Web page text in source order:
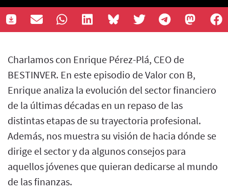
Charlamos con Enrique Pérez-Plá, CEO de
BESTINVER. En este episodio de Valor con B,
Enrique analiza la evolución del sector financiero
de la últimas décadas en un repaso de las
distintas etapas de su trayectoria profesional.
Además, nos muestra su visión de hacia dónde se
dirige el sector y da algunos consejos para
aquellos jóvenes que quieran dedicarse al mundo
de las finanzas.